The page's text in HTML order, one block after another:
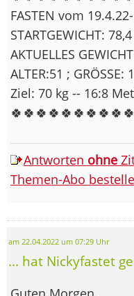
FASTEN vom
STARTGEWICHT:
AKTUELLES
ALTER:51 ; GRÖSSE:
Ziel: 70 kg -- 16:8
Antworten ohne
Themen-Abo
am 22.04.2022 um 07:29 Uhr
... hat Nickyfastet